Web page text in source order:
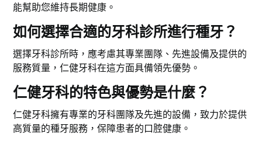
能幫助您維持長期健康。
如何選擇合適的牙科診所進行種牙？
選擇牙科診所時，應考慮其專業團隊、先進設備及提供的
服務質量，仁健牙科在這方面具備領先優勢。
仁健牙科的特色與優勢是什麼？
仁健牙科擁有專業的牙科團隊及先進的設備，致力於提供
高質量的種牙服務，保障患者的口腔健康。